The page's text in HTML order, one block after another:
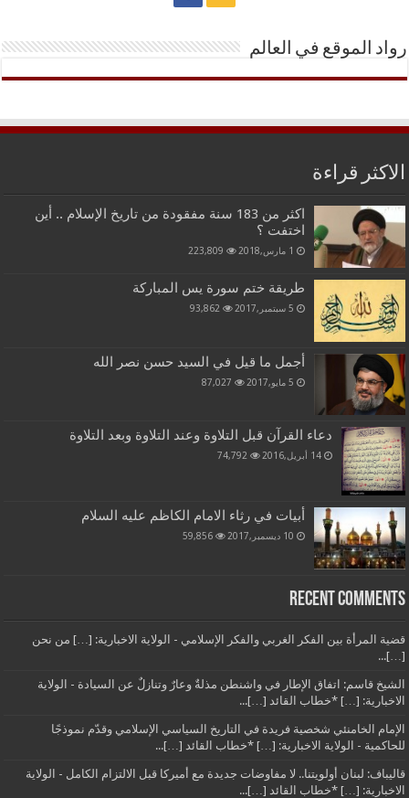
رواد الموقع في العالم
الاكثر قراءة
اكثر من 183 سنة مفقودة من تاريخ الإسلام .. أين
اختفت ؟
1 مارس,2018 223,809
طريقة ختم سورة يس المباركة
5 سبتمبر,2017 93,862
أجمل ما قيل في السيد حسن نصر الله
5 مايو,2017 87,027
دعاء القرآن قبل التلاوة وعند التلاوة وبعد التلاوة
14 أبريل,2016 74,792
أبيات في رثاء الامام الكاظم عليه السلام
10 ديسمبر,2017 59,856
Recent Comments
قضية المرأة بين الفكر الغربي والفكر الإسلامي - الولاية الاخبارية: […] من نحن
[…]...
الشيخ قاسم: اتفاق الإطار في واشنطن مذلةٌ وعارٌ وتنازلٌ عن السيادة - الولاية
الاخبارية: […] *خطاب القائد […]...
الإمام الخامنئي شخصية فريدة في التاريخ السياسي الإسلامي وقدّم نموذجًا
للحاكمية - الولاية الاخبارية: […] *خطاب القائد […]...
قاليباف: لبنان أولويتنا.. لا مفاوضات جديدة مع أميركا قبل الالتزام الكامل - الولاية
الاخبارية: […] *خطاب القائد […]...